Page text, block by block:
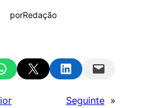
porRedação
on WhatsApp
Email this Page Share on LinkedInEmail this Page
Seguinte »